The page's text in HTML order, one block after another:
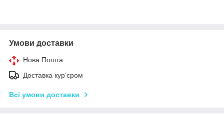
Умови доставки
Нова Пошта
Доставка кур'єром
Всі умови доставки